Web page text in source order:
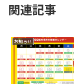
関連記事
お知らせ